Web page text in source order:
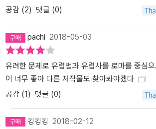
▲개인의 자유 보장이 법의 생명도 보장 특히 로
로마법은 인류 보편의 이상을 향해 발전해나갔기
한 법문화로 남을 수 있었다. 이처럼 세련된 원
제국은 몰락했지만 그들이 일군 법은 2000년
깊은 흔적을 남긴 것이다. 우리나라도 일제강점
륙법계인 독일의 법률제도와 스위스의 민법제도
마법의 원칙들을 계수했다. 그래서 우리 법률제
원칙을 근원에서부터 이해하려면 로마법을 연
공감 (2) 댓글 (0)
pachi 2018-05-03
유려한 문체로 유럽법과 유럽사를 로마를 중심
이 너무 좋아 다른 저작물도 찾아봐야겠다
공감 (1) 댓글 (0)
킹킹킹 2018-02-12